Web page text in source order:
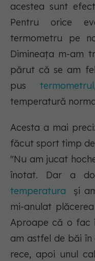
acestea sunt
Pentru orice
termometru pe
Dimineața m-am
părut că se am
pus
temperatură
Acesta a mai
făcut sport timp de
"Nu am jucat
înotat. Dar a
temperatura și
mi-anulat
Aproape că o fac
am astfel de băi
rece, apoi unul